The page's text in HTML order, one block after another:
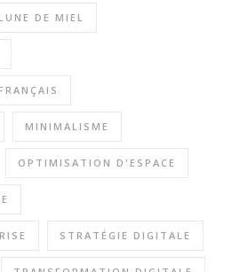
LUNE DE MIEL
MINIMALISME
OPTIMISATION D'ESPACE
STRATÉGIE DIGITALE